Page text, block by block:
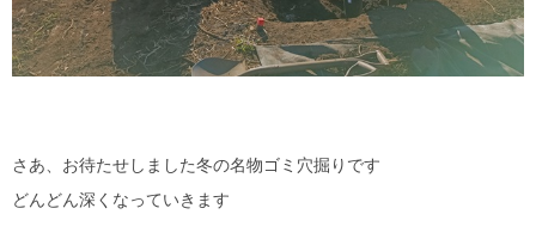
さあ、お待たせしました冬の名物ゴミ穴掘りです
どんどん深くなっていきます